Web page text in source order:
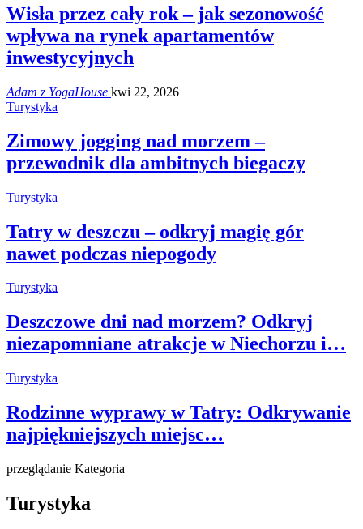
Wisła przez cały rok – jak sezonowość
wpływa na rynek apartamentów
inwestycyjnych
Adam z YogaHouse kwi 22, 2026
Turystyka
Zimowy jogging nad morzem –
przewodnik dla ambitnych biegaczy
Turystyka
Tatry w deszczu – odkryj magię gór
nawet podczas niepogody
Turystyka
Deszczowe dni nad morzem? Odkryj
niezapomniane atrakcje w Niechorzu i…
Turystyka
Rodzinne wyprawy w Tatry: Odkrywanie
najpiękniejszych miejsc…
przeglądanie Kategoria
Turystyka